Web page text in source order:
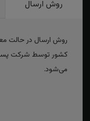
روش ارسال
روش ارسال در حالت
کشور توسط شرکت پست
می‌شود.